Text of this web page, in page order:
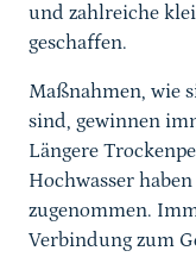
und zahlreiche
geschaffen.
Maßnahmen, wie
sind, gewinnen
Längere
Hochwasser
zugenommen.
Verbindung zum